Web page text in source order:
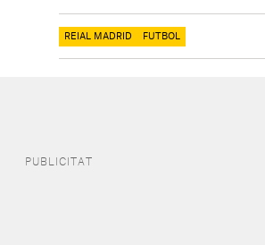
REIAL MADRID FUTBOL